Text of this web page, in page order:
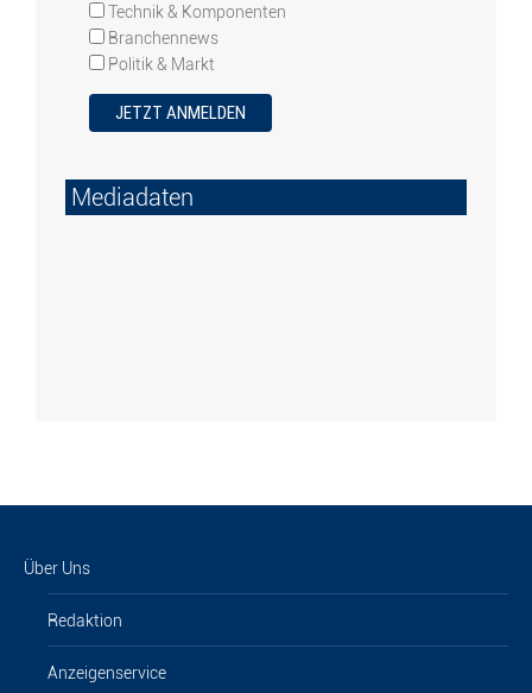
Technik & Komponenten
Branchennews
Politik & Markt
Mediadaten
Über Uns
Redaktion
Anzeigenservice